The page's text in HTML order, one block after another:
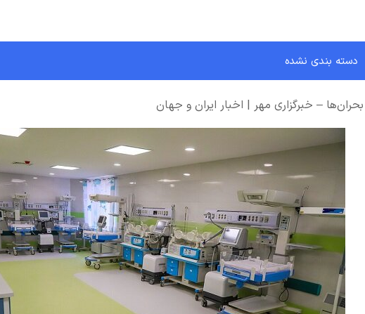
دسته بندی نشده
– خبرگزاری مهر | اخبار ایران و جهان